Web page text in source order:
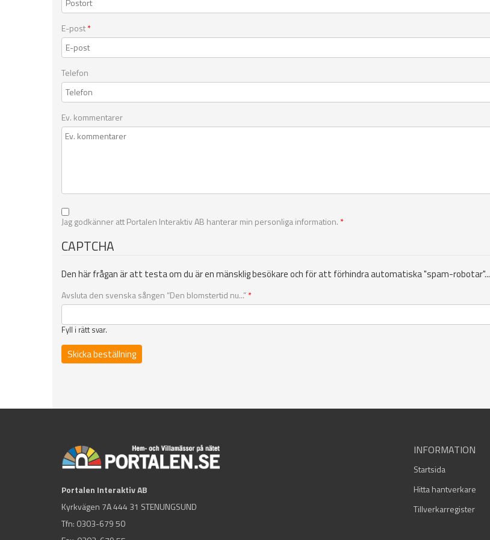
E-post*
Telefon
Ev. kommentarer
Jag godkänner att Portalen Interaktiv AB hanterar min personliga information. *
CAPTCHA
Den här frågan är att testa om du är en mänsklig besökare och för att förhindra automatiska "spam-robotar"...
Avsluta den svenska sången “Den blomstertid nu...”*
Fyll i rätt svar.
Portalen Interaktiv AB
Kyrkvägen 7A 444 31 STENUNGSUND
Tfn: 0303-679 50
INFORMATION
Startsida
Hitta hantverkare
Tillverkarregister